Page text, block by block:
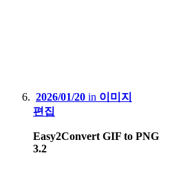
2026/01/20 in 이미지
편집
Easy2Convert GIF to PNG
3.2